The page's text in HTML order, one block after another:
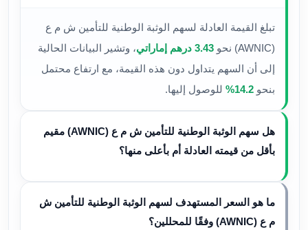
تبلغ القيمة العادلة لسهم الوثبة الوطنية للتأمين ش م ع
(AWNIC) نحو
3.43 درهم إماراتي
، وتشير البيانات الحالية
إلى أن السهم يتداول دون هذه القيمة، مع ارتفاع محتمل
بنحو14.2% للوصول إليها.
هل سهم الوثبة الوطنية للتأمين ش م ع (AWNIC) مقيم
بأقل من قيمته العادلة أم بأعلى منها؟
ما هو السعر المستهدف لسهم الوثبة الوطنية للتأمين ش
م ع (AWNIC) وفقًا للمحللين؟